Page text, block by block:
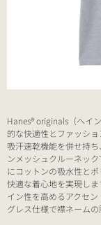
Hanes® originals（ヘイ
的な快適性とファッシ
吸汗速乾機能を併せ持
ンメッシュクルーネッ
にコットンの吸水性と
快適な着心地を実現し
イン性を高めるアクセ
グレス仕様で襟ネームの